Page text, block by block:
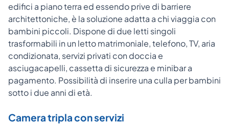
edifici a piano terra ed essendo prive di barriere
architettoniche, è la soluzione adatta a chi viaggia con
bambini piccoli. Dispone di due letti singoli
trasformabili in un letto matrimoniale, telefono, TV, aria
condizionata, servizi privati con doccia e
asciugacapelli, cassetta di sicurezza e minibar a
pagamento. Possibilità di inserire una culla per bambini
sotto i due anni di età.
Camera tripla con servizi